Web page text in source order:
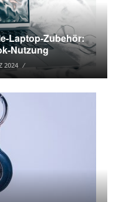
Laptop-Zubehör:
Nutzung
2024